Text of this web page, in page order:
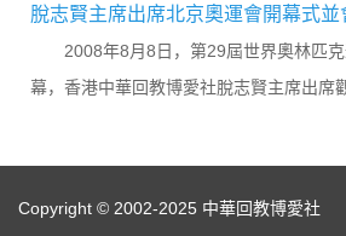
脫志賢主席出席北京奧運會開幕式並
2008年8月8日，第29屆世界奧林匹
幕，香港中華回教博愛社脫志賢主席出席
Copyright © 2002-2025 中華回教博愛社